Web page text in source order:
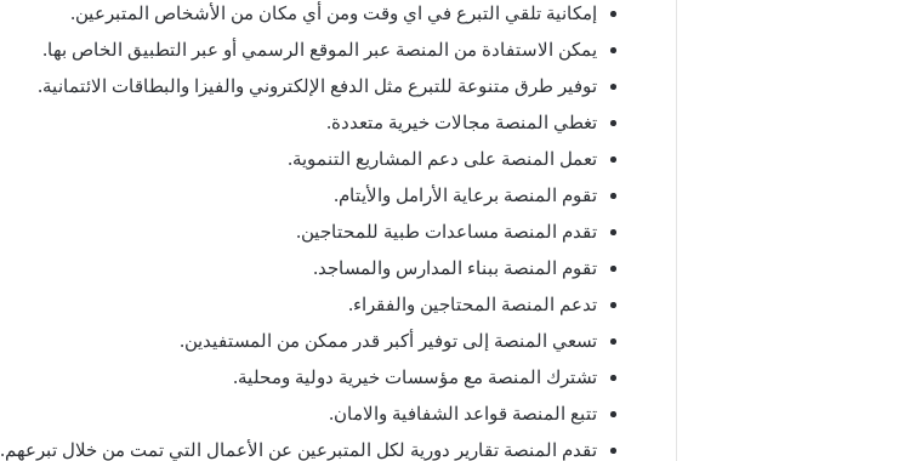
إمكانية تلقي التبرع في اي وقت ومن أي مكان من الأشخاص المتبرعين.
يمكن الاستفادة من المنصة عبر الموقع الرسمي أو عبر التطبيق الخاص بها.
توفير طرق متنوعة للتبرع مثل الدفع الإلكتروني والفيزا والبطاقات الائتمانية.
تغطي المنصة مجالات خيرية متعددة.
تعمل المنصة على دعم المشاريع التنموية.
تقوم المنصة برعاية الأرامل والأيتام.
تقدم المنصة مساعدات طبية للمحتاجين.
تقوم المنصة ببناء المدارس والمساجد.
تدعم المنصة المحتاجين والفقراء.
تسعي المنصة إلى توفير أكبر قدر ممكن من المستفيدين.
تشترك المنصة مع مؤسسات خيرية دولية ومحلية.
تتبع المنصة قواعد الشفافية والامان.
تقدم المنصة تقارير دورية لكل المتبرعين عن الأعمال التي تمت من خلال تبرعهم.